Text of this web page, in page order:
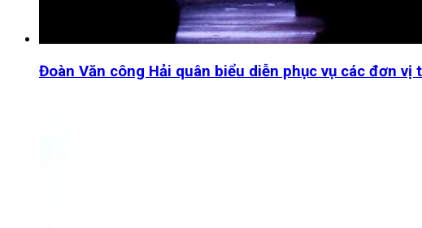
Đoàn Văn công Hải quân biểu diễn phục vụ các đơn vị